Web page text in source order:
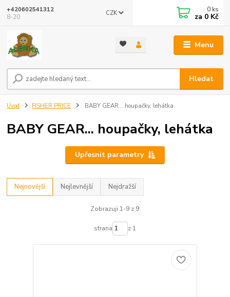
Menu
CZK
Hledat
+420602541312
8-20
0 ks
za 0 Kč
Úvod FISHER PRICE BABY GEAR... houpačky, lehátka
BABY GEAR... houpačky, lehátka
Upřesnit parametry
Nejnovější Nejlevnější Nejdražší
Zobrazuji 1-9 z 9
strana z 1